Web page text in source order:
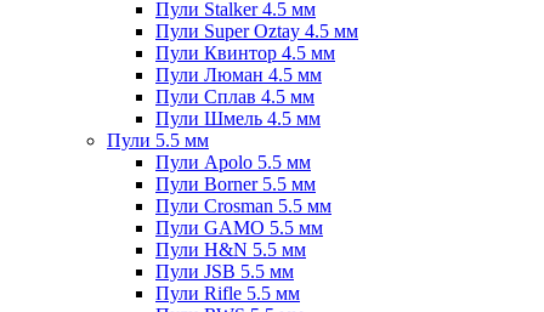
Пули Stalker 4.5 мм
Пули Super Oztay 4.5 мм
Пули Квинтор 4.5 мм
Пули Люман 4.5 мм
Пули Сплав 4.5 мм
Пули Шмель 4.5 мм
Пули 5.5 мм
Пули Apolo 5.5 мм
Пули Borner 5.5 мм
Пули Crosman 5.5 мм
Пули GAMO 5.5 мм
Пули H&N 5.5 мм
Пули JSB 5.5 мм
Пули Rifle 5.5 мм